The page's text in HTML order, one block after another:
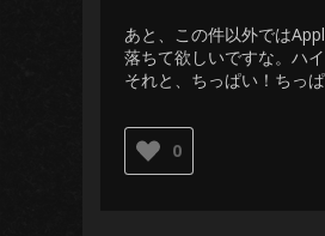
あと、この件以外では
落ちて欲しいですな。ハイ
それと、ちっぱい！ちっぱ
0